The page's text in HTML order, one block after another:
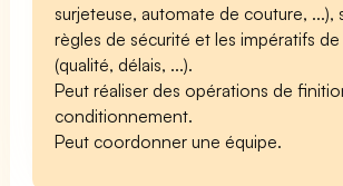
surjeteuse, automate de couture, ...),
règles de sécurité et les impératifs
(qualité, délais, ...).
Peut réaliser des opérations de
conditionnement.
Peut coordonner une équipe.